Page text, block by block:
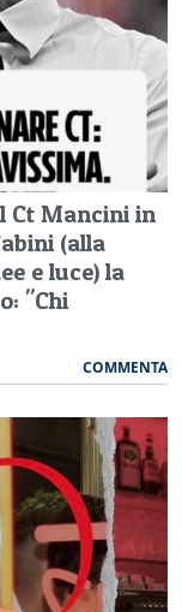
Ct Mancini in
(alla
e luce) la
"Chi
COMMENTA